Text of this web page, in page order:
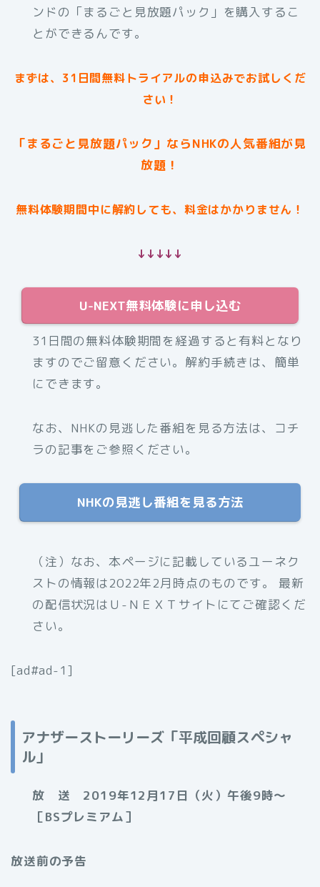
ンドの「まるごと見放題パック」を購入するこ
とができるんです。
まずは、31日間無料トライアルの申込みでお試しくだ
さい！
「まるごと見放題パック」ならNHKの人気番組が見
放題！
無料体験期間中に解約しても、料金はかかりません！
↓↓↓↓↓
U-NEXT無料体験に申し込む
31日間の無料体験期間を経過すると有料となり
ますのでご留意ください。解約手続きは、簡単
にできます。
なお、NHKの見逃した番組を見る方法は、コチ
ラの記事をご参照ください。
NHKの見逃し番組を見る方法
（注）なお、本ページに記載しているユーネク
ストの情報は2022年2月時点のものです。 最新
の配信状況はＵ-ＮＥＸＴサイトにてご確認くだ
さい。
[ad#ad-1]
アナザーストーリーズ「平成回顧スペシャ
ル」
放 送 2019年12月17日（火）午後9時～
［BSプレミアム］
放送前の予告